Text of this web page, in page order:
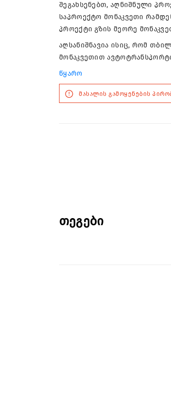
შეგახსენებთ, აღნიშნული
საპროექტო მონაკვეთი
პროექტი გზის მეორე
აღსანიშნავია ისიც, რომ
მონაკვეთით
წყარო
მასალის გამოყენების
თეგები